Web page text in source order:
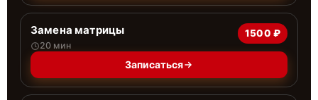
Замена матрицы
20 мин
1500 ₽
Записаться